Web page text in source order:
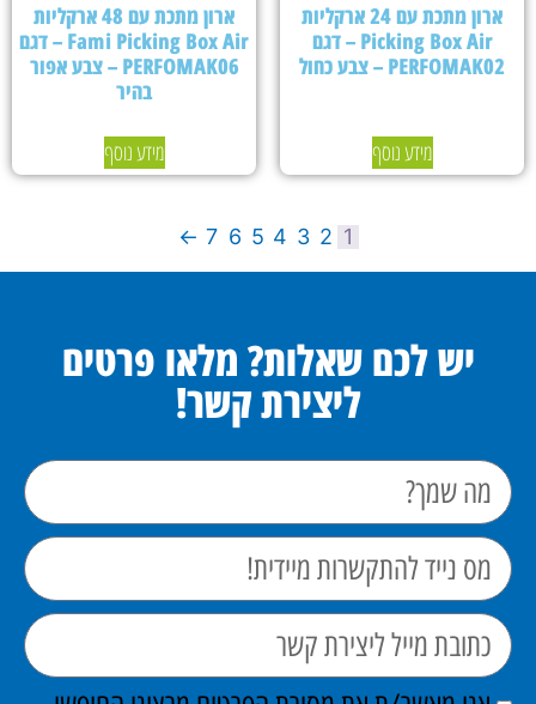
ארון מתכת עם 24 ארקליות
Picking Box Air – דגם
PERFOMAK02 – צבע כחול
מידע נוסף
ארון מתכת עם 48 ארקליות
Fami Picking Box Air – דגם
PERFOMAK06 – צבע אפור
בהיר
מידע נוסף
1
2
3
4
5
6
7
←
יש לכם שאלות? מלאו פרטים
ליצירת קשר!